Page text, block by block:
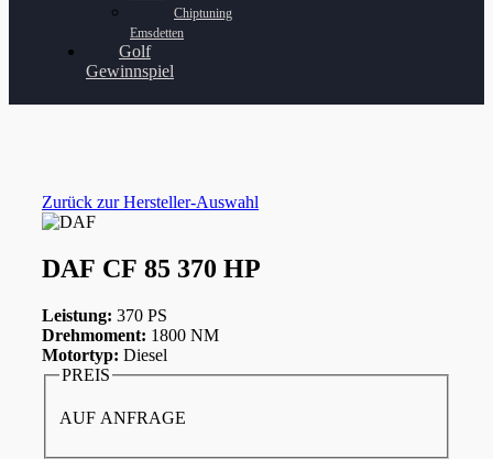
Chiptuning
Emsdetten
Golf
Gewinnspiel
Zurück zur Hersteller-Auswahl
DAF CF 85 370 HP
Leistung: 370 PS
Drehmoment: 1800 NM
Motortyp: Diesel
PREIS
AUF ANFRAGE